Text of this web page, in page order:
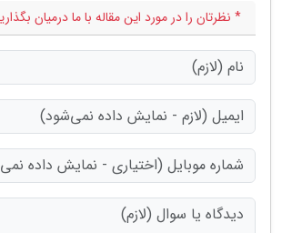
* نظرتان را در مورد این مقاله با ما درمیان